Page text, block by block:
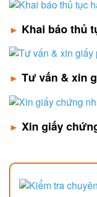
► Khai báo thủ
► Tư vấn & xin
► Xin giấy